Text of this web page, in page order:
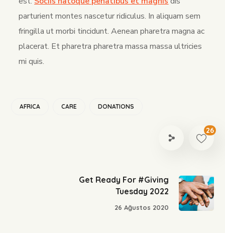
parturient montes nascetur ridiculus. In aliquam sem
fringilla ut morbi tincidunt. Aenean pharetra magna ac
placerat. Et pharetra pharetra massa massa ultricies
mi quis.
AFRICA CARE DONATIONS
26
Get Ready For #Giving
Tuesday 2022
26 Ağustos 2020